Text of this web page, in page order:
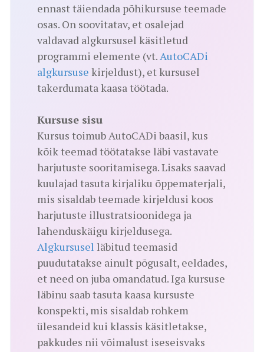
ennast täiendada põhikursuse teemade
osas. On soovitatav, et osalejad
valdavad algkursusel käsitletud
programmi elemente (vt.AutoCADi
algkursuse kirjeldust), et kursusel
takerdumata kaasa töötada.
Kursuse sisu
Kursus toimub AutoCADi baasil, kus
kõik teemad töötatakse läbi vastavate
harjutuste sooritamisega. Lisaks saavad
kuulajad tasuta kirjaliku õppematerjali,
mis sisaldab teemade kirjeldusi koos
harjutuste illustratsioonidega ja
lahenduskäigu kirjeldusega.
Algkursusel läbitud teemasid
puudutatakse ainult põgusalt, eeldades,
et need on juba omandatud. Iga kursuse
läbinu saab tasuta kaasa kursuste
konspekti, mis sisaldab rohkem
ülesandeid kui klassis käsitletakse,
pakkudes nii võimalust iseseisvaks